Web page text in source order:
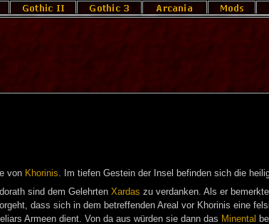
von Khorinis. Im tiefen Gestein der Insel befinden sich die
sind dem Gelehrten Xardas zu verdanken. Als er
dass sich in dem betreffenden Areal vor Khorinis eine
Armeen dient. Von da aus würden sie dann das Minental